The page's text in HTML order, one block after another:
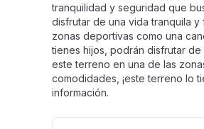
tranquilidad y seguridad que
disfrutar de una vida tranquila
zonas deportivas como una
tienes hijos, podrán disfrutar
este terreno en una de las
comodidades, ¡este terreno lo
información.